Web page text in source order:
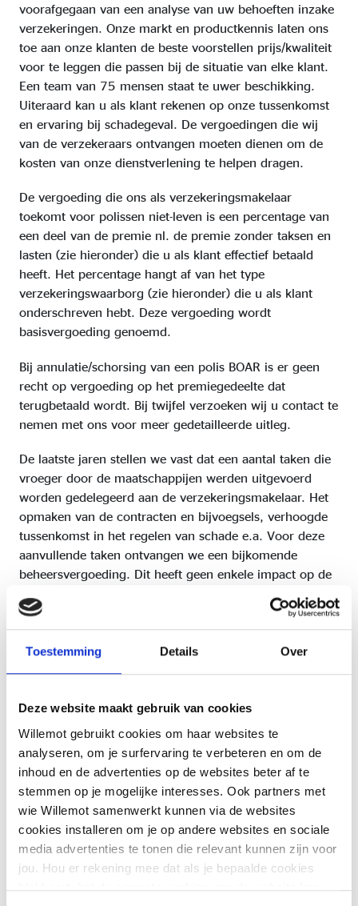
Toestemming Details Over
Deze website maakt gebruik van cookies
Willemot gebruikt cookies om haar websites te
analyseren, om je surfervaring te verbeteren en om de
inhoud en de advertenties op de websites beter af te
stemmen op je mogelijke interesses. Ook partners met
wie Willemot samenwerkt kunnen via de websites
cookies installeren om je op andere websites en sociale
media advertenties te tonen die relevant kunnen zijn voor
jou. Hou er rekening mee dat als je bepaalde cookies
blokkeert, het de correcte werking van de website kan
voorafgegaan van een analyse van uw behoeften inzake
verzekeringen. Onze markt en productkennis laten ons
toe aan onze klanten de beste voorstellen prijs/kwaliteit
voor te leggen die passen bij de situatie van elke klant.
Een team van 75 mensen staat te uwer beschikking.
Uiteraard kan u als klant rekenen op onze tussenkomst
en ervaring bij schadegeval. De vergoedingen die wij
van de verzekeraars ontvangen moeten dienen om de
kosten van onze dienstverlening te helpen dragen.
De vergoeding die ons als verzekeringsmakelaar
toekomt voor polissen niet-leven is een percentage van
een deel van de premie nl. de premie zonder taksen en
lasten (zie hieronder) die u als klant effectief betaald
heeft. Het percentage hangt af van het type
verzekeringswaarborg (zie hieronder) die u als klant
onderschreven hebt. Deze vergoeding wordt
basisvergoeding genoemd.
Bij annulatie/schorsing van een polis BOAR is er geen
recht op vergoeding op het premiegedeelte dat
terugbetaald wordt. Bij twijfel verzoeken wij u contact te
nemen met ons voor meer gedetailleerde uitleg.
De laatste jaren stellen we vast dat een aantal taken die
vroeger door de maatschappijen werden uitgevoerd
worden gedelegeerd aan de verzekeringsmakelaar. Het
opmaken van de contracten en bijvoegsels, verhoogde
tussenkomst in het regelen van schade e.a. Voor deze
aanvullende taken ontvangen we een bijkomende
beheersvergoeding. Dit heeft geen enkele impact op de
verschuiving van taken en de overeenstemmende
vergoeding van de maatschappij naar de
verzekeringsmakelaar. De aanvullende
beheersvergoeding kan variëren.
Voor meer informatie verzoeken wij u met ons contact
Vergoedingen Leven
klant rekenen op een onafhankelijk advies,
voorafgegaan van een analyse van uw behoeften inzake
verzekeringen. Onze markt en productkennis laten ons